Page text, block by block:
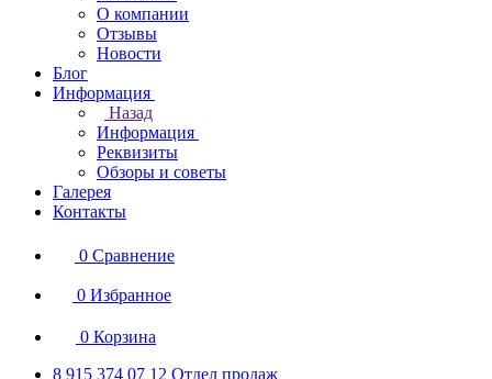
О компании
Отзывы
Новости
Блог
Информация
Назад
Информация
Реквизиты
Обзоры и советы
Галерея
Контакты
0 Сравнение
0 Избранное
0 Корзина
8 915 374 07 12 Отдел продаж